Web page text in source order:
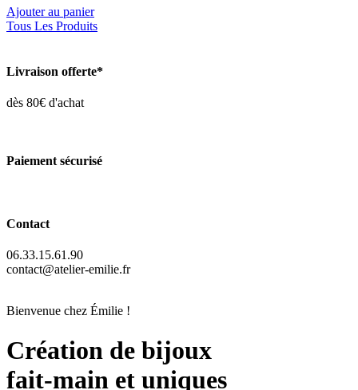
Ajouter au panier
Tous Les Produits
Livraison offerte*
dès 80€ d'achat
Paiement sécurisé
Contact
06.33.15.61.90
contact@atelier-emilie.fr
Bienvenue chez Émilie !
Création de bijoux
fait-main et uniques